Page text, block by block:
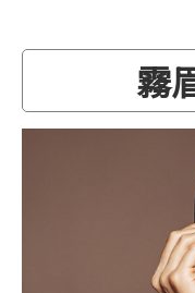
霧